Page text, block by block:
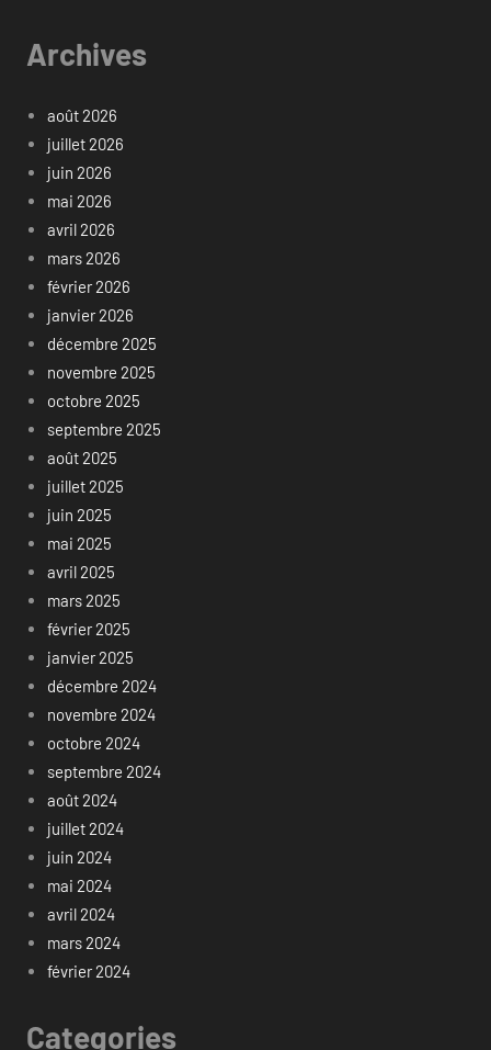
Archives
août 2026
juillet 2026
juin 2026
mai 2026
avril 2026
mars 2026
février 2026
janvier 2026
décembre 2025
novembre 2025
octobre 2025
septembre 2025
août 2025
juillet 2025
juin 2025
mai 2025
avril 2025
mars 2025
février 2025
janvier 2025
décembre 2024
novembre 2024
octobre 2024
septembre 2024
août 2024
juillet 2024
juin 2024
mai 2024
avril 2024
mars 2024
février 2024
Categories